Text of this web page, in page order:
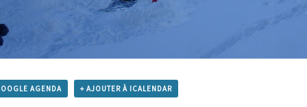
AGENDA + AJOUTER À ICALENDAR